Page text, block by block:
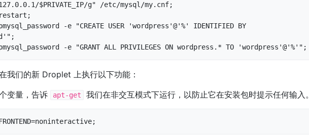
$PRIVATE_IP/g" /etc/mysql/my.cnf;
-e "CREATE USER 'wordpress'@'%' IDENTIFIED BY
-e "GRANT ALL PRIVILEGES ON wordpress.* TO 'wordpress'@'%'";
我们的新 Droplet 上执行以下功能：
变量，告诉
apt-get 我们在非交互模式下运行，以防止它在安装包时提示任何输入。